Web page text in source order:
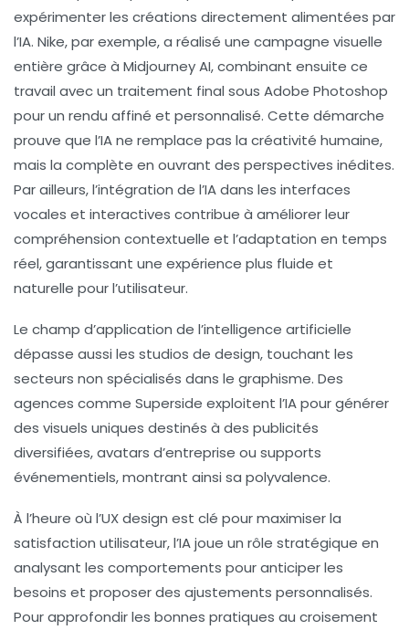
expérimenter les créations directement alimentées par
l’IA. Nike, par exemple, a réalisé une campagne visuelle
entière grâce à Midjourney AI, combinant ensuite ce
travail avec un traitement final sous Adobe Photoshop
pour un rendu affiné et personnalisé. Cette démarche
prouve que l’IA ne remplace pas la créativité humaine,
mais la complète en ouvrant des perspectives inédites.
Par ailleurs, l’intégration de l’IA dans les interfaces
vocales et interactives contribue à améliorer leur
compréhension contextuelle et l’adaptation en temps
réel, garantissant une expérience plus fluide et
naturelle pour l’utilisateur.
Le champ d’application de l’intelligence artificielle
dépasse aussi les studios de design, touchant les
secteurs non spécialisés dans le graphisme. Des
agences comme Superside exploitent l’IA pour générer
des visuels uniques destinés à des publicités
diversifiées, avatars d’entreprise ou supports
événementiels, montrant ainsi sa polyvalence.
À l’heure où l’UX design est clé pour maximiser la
satisfaction utilisateur, l’IA joue un rôle stratégique en
analysant les comportements pour anticiper les
besoins et proposer des ajustements personnalisés.
Pour approfondir les bonnes pratiques au croisement